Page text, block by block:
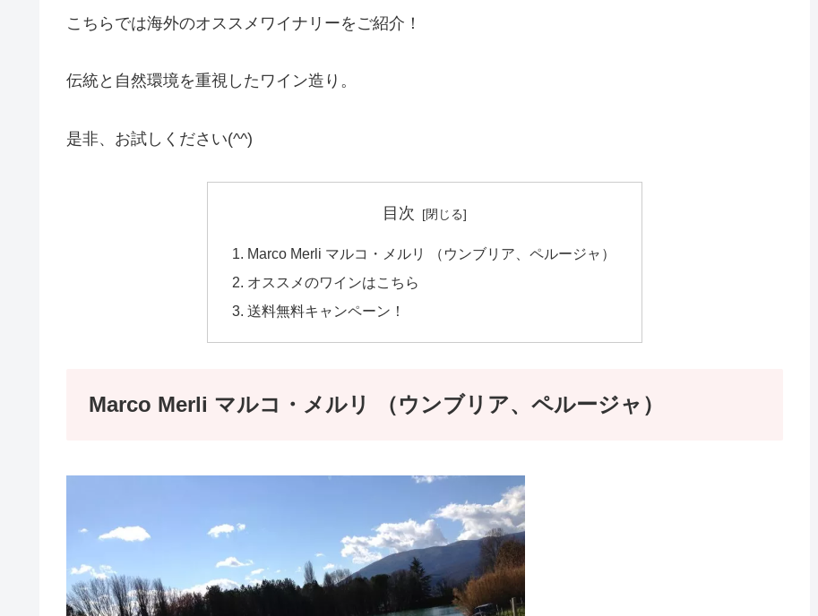
こちらでは海外のオススメワイナリーをご紹介！
伝統と自然環境を重視したワイン造り。
是非、お試しください(^^)
目次
Marco Merli マルコ・メルリ （ウンブリア、ペルージャ）
オススメのワインはこちら
送料無料キャンペーン！
Marco Merli マルコ・メルリ （ウンブリア、ペルージャ）